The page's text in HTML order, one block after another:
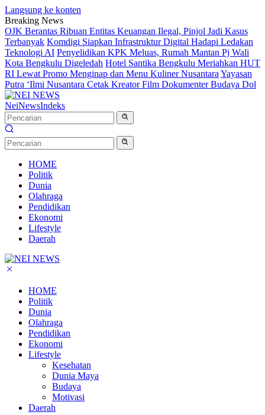
Langsung ke konten
Breaking News
OJK Berantas Ribuan Entitas Keuangan Ilegal, Pinjol Jadi Kasus
Terbanyak Komdigi Siapkan Infrastruktur Digital Hadapi Ledakan
Teknologi AI Penyelidikan KPK Meluas, Rumah Mantan Pj Wali
Kota Bengkulu Digeledah Hotel Santika Bengkulu Meriahkan HUT
RI Lewat Promo Menginap dan Menu Kuliner Nusantara Yayasan
Putra ‘Ilmi Nusantara Cetak Kreator Film Dokumenter Budaya Dol
NeiNewsIndeks
HOME
Politik
Dunia
Olahraga
Pendidikan
Ekonomi
Lifestyle
Daerah
HOME
Politik
Dunia
Olahraga
Pendidikan
Ekonomi
Lifestyle
Kesehatan
Dunia Maya
Budaya
Motivasi
Daerah